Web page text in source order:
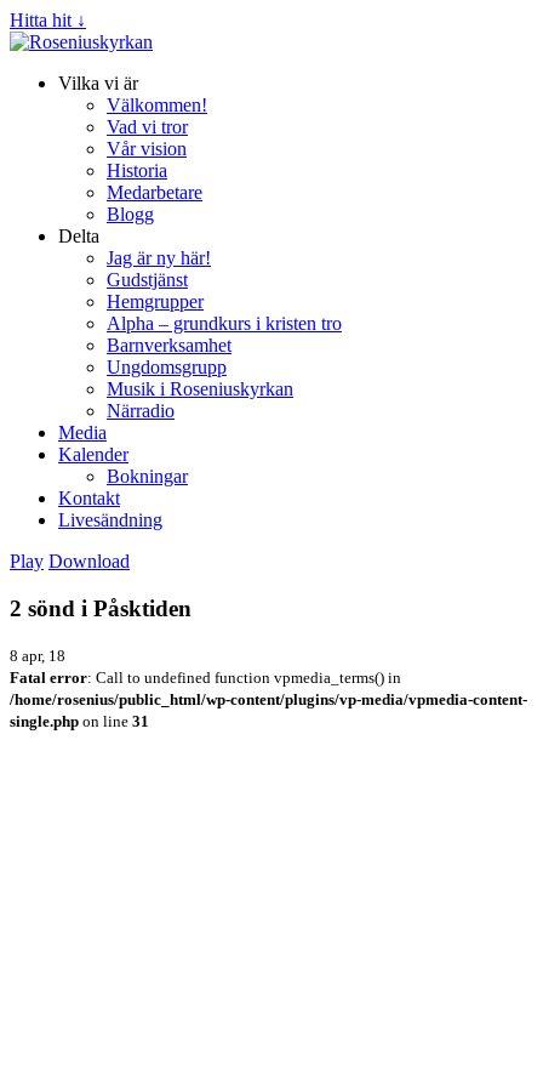
Hitta hit ↓
Vilka vi är
Välkommen!
Vad vi tror
Vår vision
Historia
Medarbetare
Blogg
Delta
Jag är ny här!
Gudstjänst
Hemgrupper
Alpha – grundkurs i kristen tro
Barnverksamhet
Ungdomsgrupp
Musik i Roseniuskyrkan
Närradio
Media
Kalender
Bokningar
Kontakt
Livesändning
Play Download
2 sönd i Påsktiden
8 apr, 18
Fatal error: Call to undefined function vpmedia_terms() in
/home/rosenius/public_html/wp-content/plugins/vp-media/vpmedia-content-
single.php on line 31